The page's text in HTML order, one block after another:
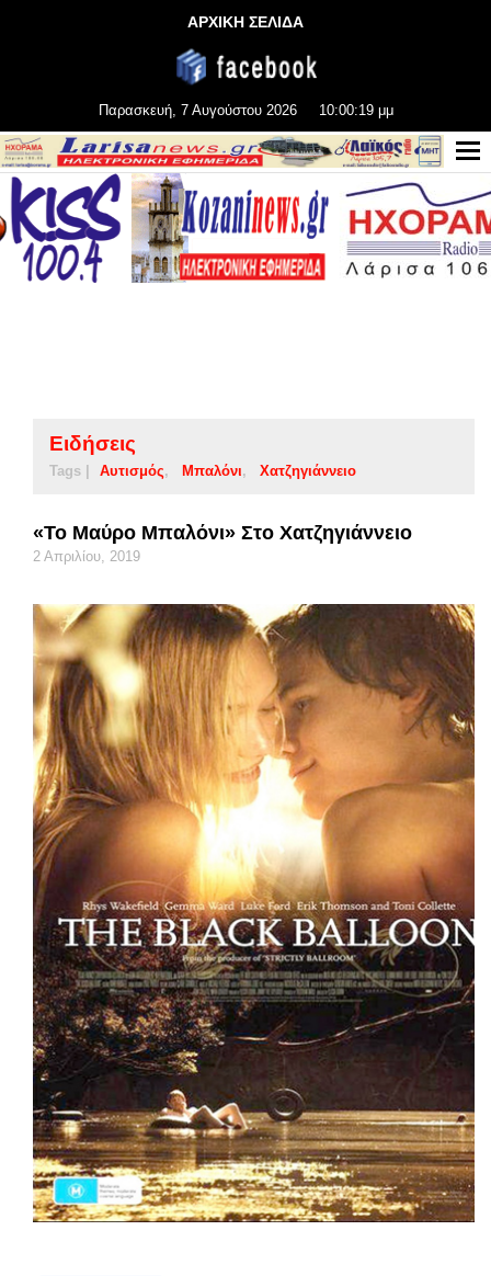
ΑΡΧΙΚΗ ΣΕΛΙΔΑ
Παρασκευή, 7 Αυγούστου 2026 10:00:19 μμ
Ειδήσεις
Tags | Αυτισμός Μπαλόνι Χατζηγιάννειο
«Το Μαύρο Μπαλόνι» Στο Χατζηγιάννειο
2 Απριλίου, 2019